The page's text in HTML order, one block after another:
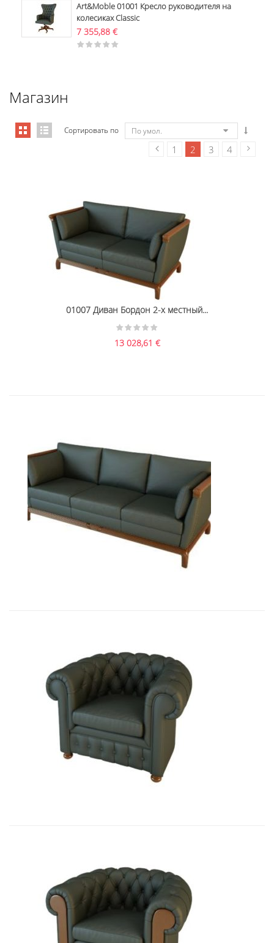
Art&Moble 01001 Кресло руководителя на
колесиках Classic
7 355,88 €
Магазин
Сортировать по По умол.
1 2 3 4
01007 Диван Бордон 2-х местный...
13 028,61 €
01008 Диван Бордон 3-х местный...
01009 Кресло Честер...
9 180,15€